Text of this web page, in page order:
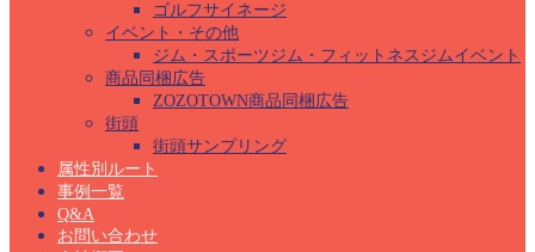
ゴルフサイネージ
イベント・その他
ジム・スポーツジム・フィットネスジムイベント
商品同梱広告
ZOZOTOWN商品同梱広告
街頭
街頭サンプリング
属性別ルート
事例一覧
Q&A
お問い合わせ